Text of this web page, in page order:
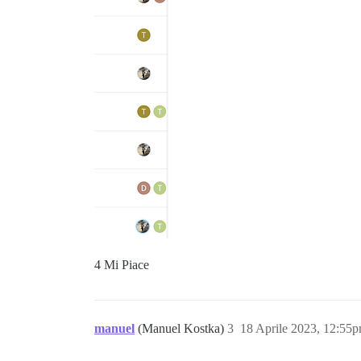
4 Mi Piace
manuel (Manuel Kostka) 18 Aprile 2023,
3